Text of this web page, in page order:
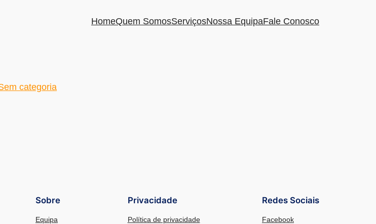
HomeQuem SomosServiçosNossa EquipaFale Conosco
categoria
Sobre
Equipa
Privacidade
Política de privacidade
Redes Sociais
Facebook